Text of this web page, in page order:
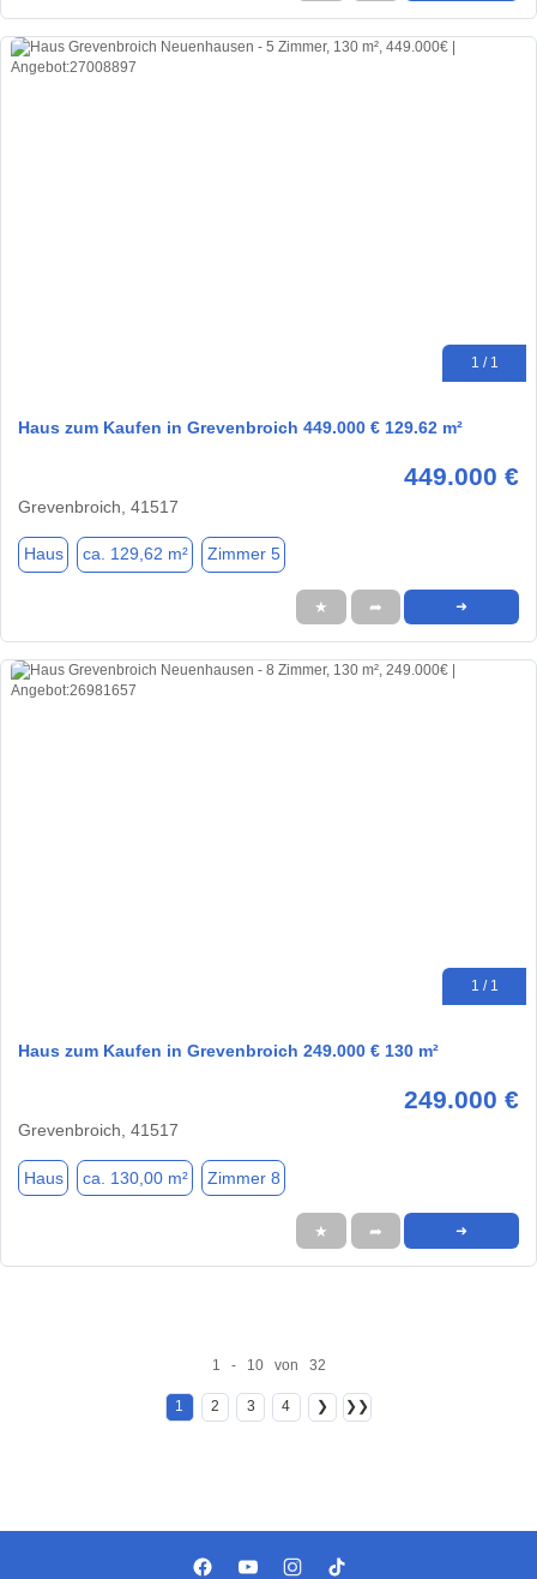
1 / 1
Haus zum Kaufen in Grevenbroich 449.000 € 129.62 m²
449.000 €
Grevenbroich, 41517
Haus ca. 129,62 m² Zimmer 5
★ ➦ ➜
1 / 1
Haus zum Kaufen in Grevenbroich 249.000 € 130 m²
249.000 €
Grevenbroich, 41517
Haus ca. 130,00 m² Zimmer 8
★ ➦ ➜
1 - 10 von 32
1 2 3 4 ❯ ❯❯